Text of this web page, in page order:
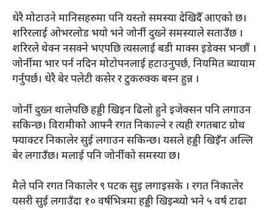
धेरै मोटाउने मानिसहरुमा पनि यस्तो समस्या देखिदैँ आएको छ।
शरिरलाई ओभरलोड भयो भने जोर्नी दुख्ने समस्याले सताउँछ ।
शरिरले थेक्न नसक्ने भएपछि त्यसलाई बडी माक्स इडेक्स भन्छौं ।
जोर्नीमा भार पर्न नदिन मोटोपनलाई हटाउनुपर्छ, नियमित ब्यायाम
गर्नुपर्छ। धेरै बेर पलेटी कसेर र टुकरुक्क बस्न हुन्न ।
जोर्नी दुख्न थालेपछि हड्डी खिइन ढिलो हुने इजेक्सन पनि लगाउन
सकिन्छ। विरामीको आफ्नै रगत निकाल्ने र त्यही रगतबाट ग्रोथ
फ्याक्टर निकालेर सुई लगाउन सकिन्छ। यसले हड्डी खिइँन अल्लि
बेर लगाउँछ। मलाई पनि जोर्नीको समस्या छ।
मैले पनि रगत निकालेर ९ पटक सुइ लगाइसके । रगत निकालेर
यसरी सुई लगाउँदा १० वर्षभित्रमा हड्डी खिइन्थ्यो भने ५ वर्ष टाढा